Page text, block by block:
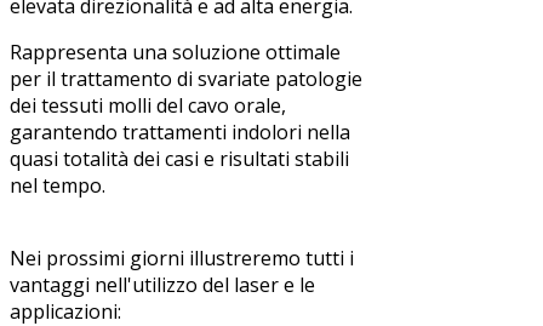
elevata direzionalità e ad alta energia.
Rappresenta una soluzione ottimale
per il trattamento di svariate patologie
dei tessuti molli del cavo orale,
garantendo trattamenti indolori nella
quasi totalità dei casi e risultati stabili
nel tempo.
Nei prossimi giorni illustreremo tutti i
vantaggi nell'utilizzo del laser e le
applicazioni: